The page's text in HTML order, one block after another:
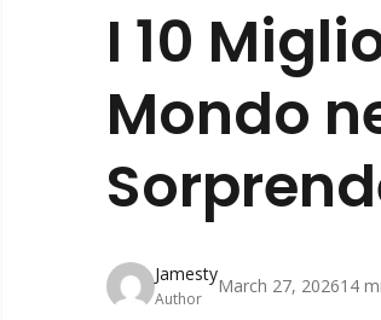
I 10
Mondo
Jamesty
Author
March 27, 202614